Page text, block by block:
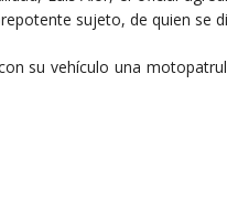
sujeto, de quien se
su vehículo una